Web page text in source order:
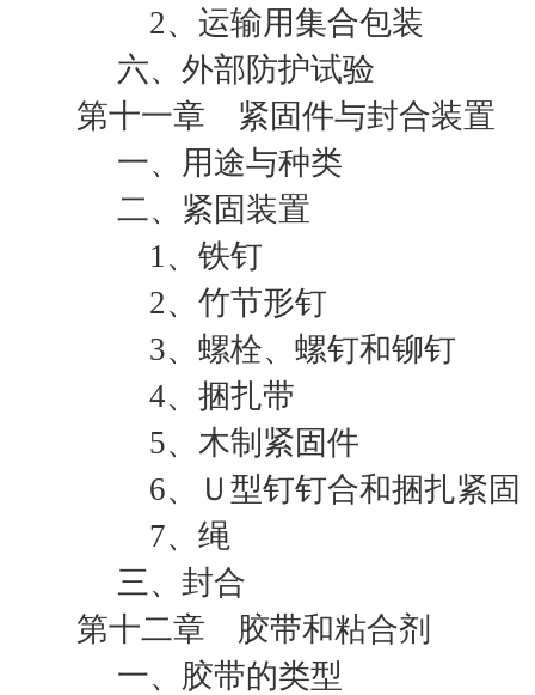
2、运输用集合包装
六、外部防护试验
第十一章 紧固件与封合装置
一、用途与种类
二、紧固装置
1、铁钉
2、竹节形钉
3、螺栓、螺钉和铆钉
4、捆扎带
5、木制紧固件
6、Ｕ型钉钉合和捆扎紧固
7、绳
三、封合
第十二章 胶带和粘合剂
一、胶带的类型